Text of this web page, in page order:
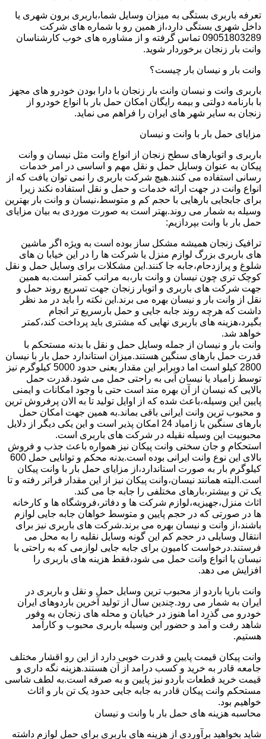
تعرفه باربری بستگی به میزان وسایل شما،باربری برون شهری یا
داخل شهری بستگی دارد،از همین رو با شماره های شرکت
09051803289 تماس گرفته و از مشاوره های خوب کارشناسان
وانت بار زنجان برخوردار شوید.
وانت بار و نیسان بار چیست؟
باربری وانت و نیسان وانت بار زنجان با دارا بودن خودرو های مجهز
با بارنامه دولتی و بیمه رایگان امکان حمل بار با انواع خودرو از
زنجان به سایر شهر های ایران را فراهم می نماید.
مزایای حمل بار با وانت و نیسان
باربری و اتوبارهای سطح زنجان از انواع وانت مثل نیسان و وانت
پیکان به عنوان وسایل حمل و نقل مهم و اساسی در امر خدمات
رسانی استفاده می کنند.هیچ شرکت باربری را نمی توان یافت که از
انواع وانت در جهت ارائه خدمات و حمل و نقل استفاده نکند زیرا
برای جابجایی بارهایی با حجم کم و متوسط،نیسان و وانت بار بهترین
وسیله به شمار می روند.بهتر است به صورت موردی به بیان مزایای
حمل بار با وانت بپردازیم:
ترافیک زنجان همیشه مشکل ساز بوده است به ویژه اگر ماشین
های باربری بزرگ لوازم منزل یا شرکت ها را در این خیابا ن های
شلوغ و پرازدحام،جابه جا کنند.این مشکلات برای وسایل حمل و نقل
کوچک تری چون نیسان و وانت بار،به مراتب کمتر است.به همین
جهت شرکت های باربری و اتوبار زنجان جهت تسریع روند حمل و
نقل از وانت بار و نیسان بهره می برند.این نکته را باید در مد نظر
داشت که هرچه روند جابه جایی و حمل بارسریع تر انجام
بگیرد،هزینه های باربری نهایی که مشتری باید پرداخت کند،کمتر
خواهد شد.
وانت بار و نیسان از جمله وسایل حمل و نقل با بدنه مستحکم با
قدرت حمل بارهای سنگین هستند.میزان استاندارد حمل بار با نیسان
2800 کیلو است اما دوبرابر این مقدار یعنی حدود 5000 کیلوگرم نیز
توسط زامیاد یا نیسان آبی به راحتی حمل می شود.قدرت حمل
بالایی که نیسان از آن بهره مند است حتی با وجود امکانات و ایمنی
پایین این وسیله،باعث شده که از اوایل تولید تا به الان پرفروش ترین
و محبوب ترین وانت ایرانی باقی بماند.به همین جهت امکان حمل
بارهای سنگین با زامیاد 24 امکان پذیر است و این یکی دیگر از دلایل
محبوبیت این وسیله نقیله در شرکت های باربری است.
استحکام و جان سختی وانت پیکان نیز همواره باعث جذب و فروش
بالای این نوع وانت ایرانی بوده است.بدنه محکم و توانایی حمل 600
کیلوگرم بار به صورت استاندارد،از مزایای حمل بار با وانت پیکان
است.البته همانند نیسان،وانت پیکان نیز از این مقدار فراتر رفته و تا
یک تن و بیشتر،بارهای مختلفی را جابه جا می کند.
اثاث منزل،جهیزیه،لوازم شرکت ها و دفاتر،فروشگاه ها و کارخانه
ها در صورتی که در حجم پایین و متوسط خواهان جابه جایی لوازم
باشند،از وانت و نیسان بهره می برند.شرکت های باربری نیز برای
انتقال وسایلی در حجم کم این گونه وسایل نقلیه را به محل می
فرستند.درخواست کامیون برای جابه جایی لوازمی که به راحتی با
نیسان یا انواع وانت حمل می شود،فقط هزینه های باربری را
افزایش می دهد.
وانت باریا باردو از محبوب ترین وسایل حمل و نقل و باربری در
ایران به شمار می رود.چندین سال از تولید آخرین باردوهای ایران
خودرو می گذرد اما هنوز در خیابان و محله های زنجان به وفور
شاهد رفت و آمد و حضور این وسیله باربری محبوب و کارآمد
هستیم.
وانت پیکان قیمت پایین و قدرت خوبی دارد از این رو اقشار مختلف
جامعه قادر به خرید و کسب درامد از آن هستند.هزینه نگه داری و
قیمت خرید قطعات باردو نیز پایین و به صرفه است.به لطف شاسی
مستحکم وانت پیکان قادر به جابه جایی حدود یک تن بار و اثاث
خواهیم بود.
محاسبه هزینه های حمل بار با وانت و نیسان
شاید بخواهید برآوردی از هزینه های باربری برای حمل لوازم داشته